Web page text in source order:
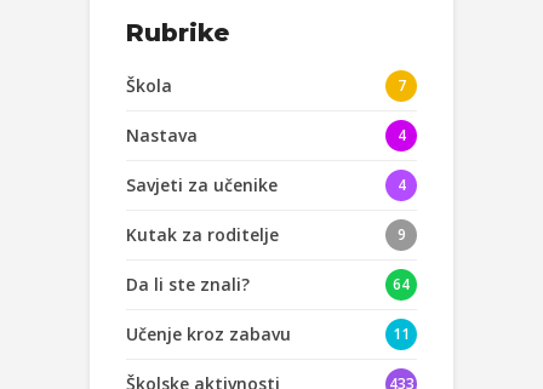
Rubrike
Škola 7
Nastava 4
Savjeti za učenike 4
Kutak za roditelje 9
Da li ste znali? 64
Učenje kroz zabavu 11
Školske aktivnosti 433